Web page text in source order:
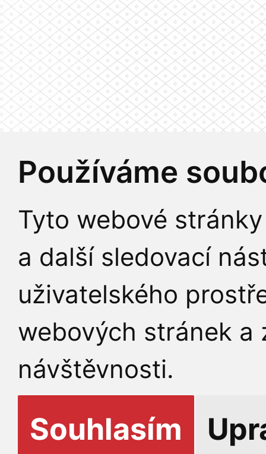
Používáme
Tyto webové
a další sledovací
uživatelského
webových stránek a
návštěvnosti.
Souhlasím